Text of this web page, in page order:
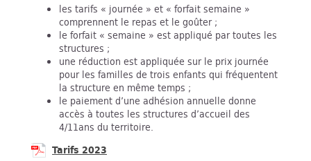
les tarifs « journée » et « forfait semaine »
comprennent le repas et le goûter ;
le forfait « semaine » est appliqué par toutes les
structures ;
une réduction est appliquée sur le prix journée
pour les familles de trois enfants qui fréquentent
la structure en même temps ;
le paiement d’une adhésion annuelle donne
accès à toutes les structures d’accueil des
4/11ans du territoire.
Tarifs 2023